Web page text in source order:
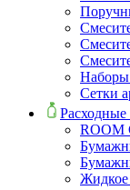
Наборы
Сетки
ROOM